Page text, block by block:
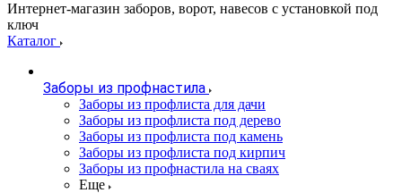
Интернет-магазин заборов, ворот, навесов с установкой под
ключ
Каталог
Заборы из профнастила
Заборы из профлиста для дачи
Заборы из профлиста под дерево
Заборы из профлиста под камень
Заборы из профлиста под кирпич
Заборы из профнастила на сваях
Еще